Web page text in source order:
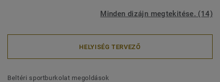
Minden dizájn megtekitése. (14)
HELYISÉG TERVEZŐ
Beltéri sportburkolat megoldások